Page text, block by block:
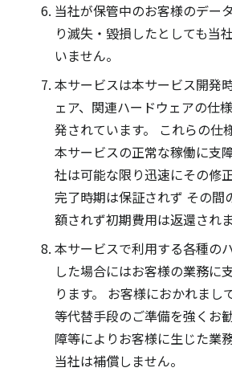
当社が保管中のお客様のデー
り滅失・毀損したとしても当
いません。
本サービスは本サービス開発
ェア、関連ハードウェアの仕
発されています。 これらの仕
本サービスの正常な稼働に支
社は可能な限り迅速にその修
完了時期は保証されず その間
額されず初期費用は返還されま
本サービスで利用する各種の
した場合にはお客様の業務に
ります。 お客様におかれまし
等代替手段のご準備を強くお
障等によりお客様に生じた業
当社は補償しません。